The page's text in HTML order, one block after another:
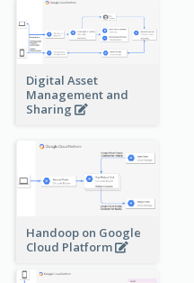
Digital Asset
Management and
Sharing
Handoop on Google
Cloud Platform